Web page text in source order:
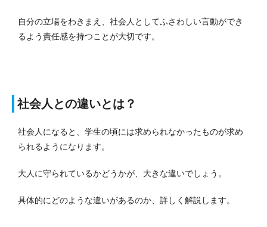
自分の立場をわきまえ、社会人としてふさわしい言動ができ
るよう責任感を持つことが大切です。
社会人との違いとは？
社会人になると、学生の頃には求められなかったものが求め
られるようになります。
大人に守られているかどうかが、大きな違いでしょう。
具体的にどのような違いがあるのか、詳しく解説します。